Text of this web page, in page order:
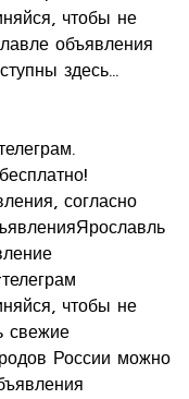
чтобы не
объявления
здесь...
согласно
чтобы не
свежие
России можно